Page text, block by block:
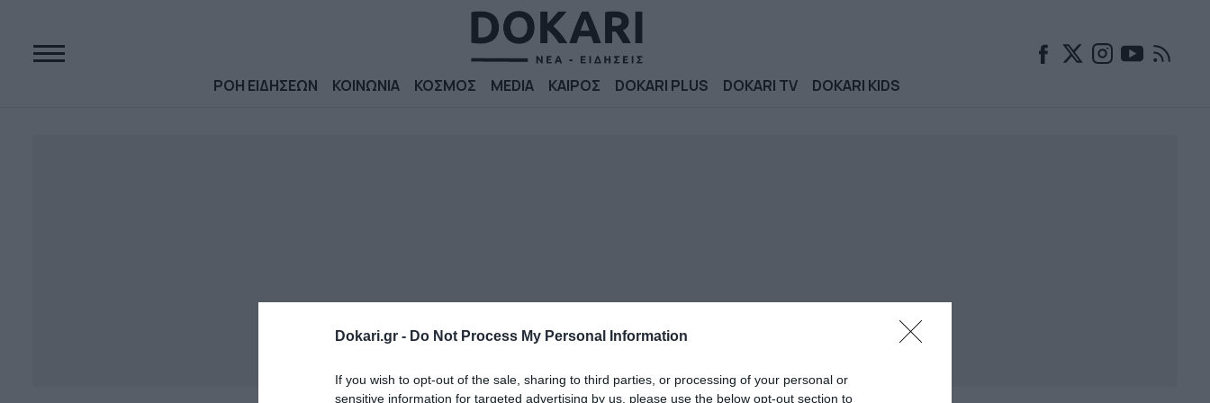
Dokari.gr - Do Not Process My Personal Information
If you wish to opt-out of the sale, sharing to third parties, or processing of your personal or
sensitive information for targeted advertising by us, please use the below opt-out section to
ΡΟΗ ΕΙΔΗΣΕΩΝ ΚΟΙΝΩΝΙΑ ΚΟΣΜΟΣ MEDIA ΚΑΙΡΟΣ DOKARI PLUS DOKARI TV DOKARI KIDS